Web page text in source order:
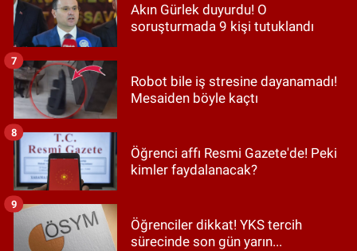
Akın Gürlek duyurdu! O
soruşturmada 9 kişi tutuklandı
Robot bile iş stresine dayanamadı!
Mesaiden böyle kaçtı
7
Öğrenci affı Resmi Gazete'de! Peki
kimler faydalanacak?
8
Öğrenciler dikkat! YKS tercih
sürecinde son gün yarın...
9